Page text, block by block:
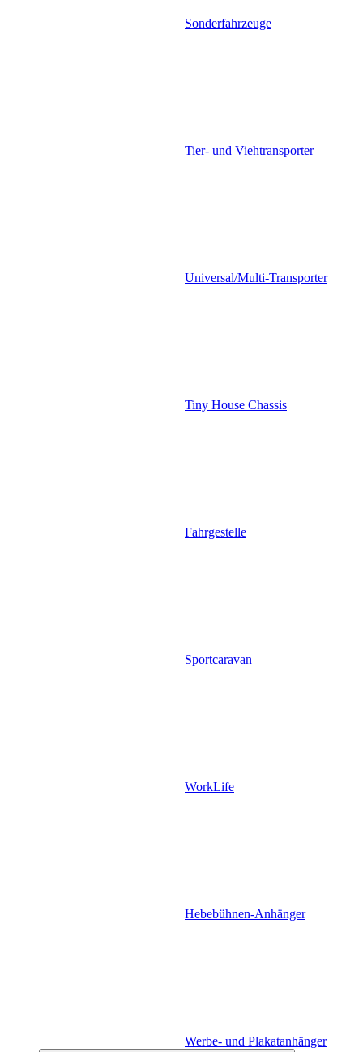
Sonderfahrzeuge
Tier- und Viehtransporter
Universal/Multi-Transporter
Tiny House Chassis
Fahrgestelle
Sportcaravan
WorkLife
Hebebühnen-Anhänger
Werbe- und Plakatanhänger